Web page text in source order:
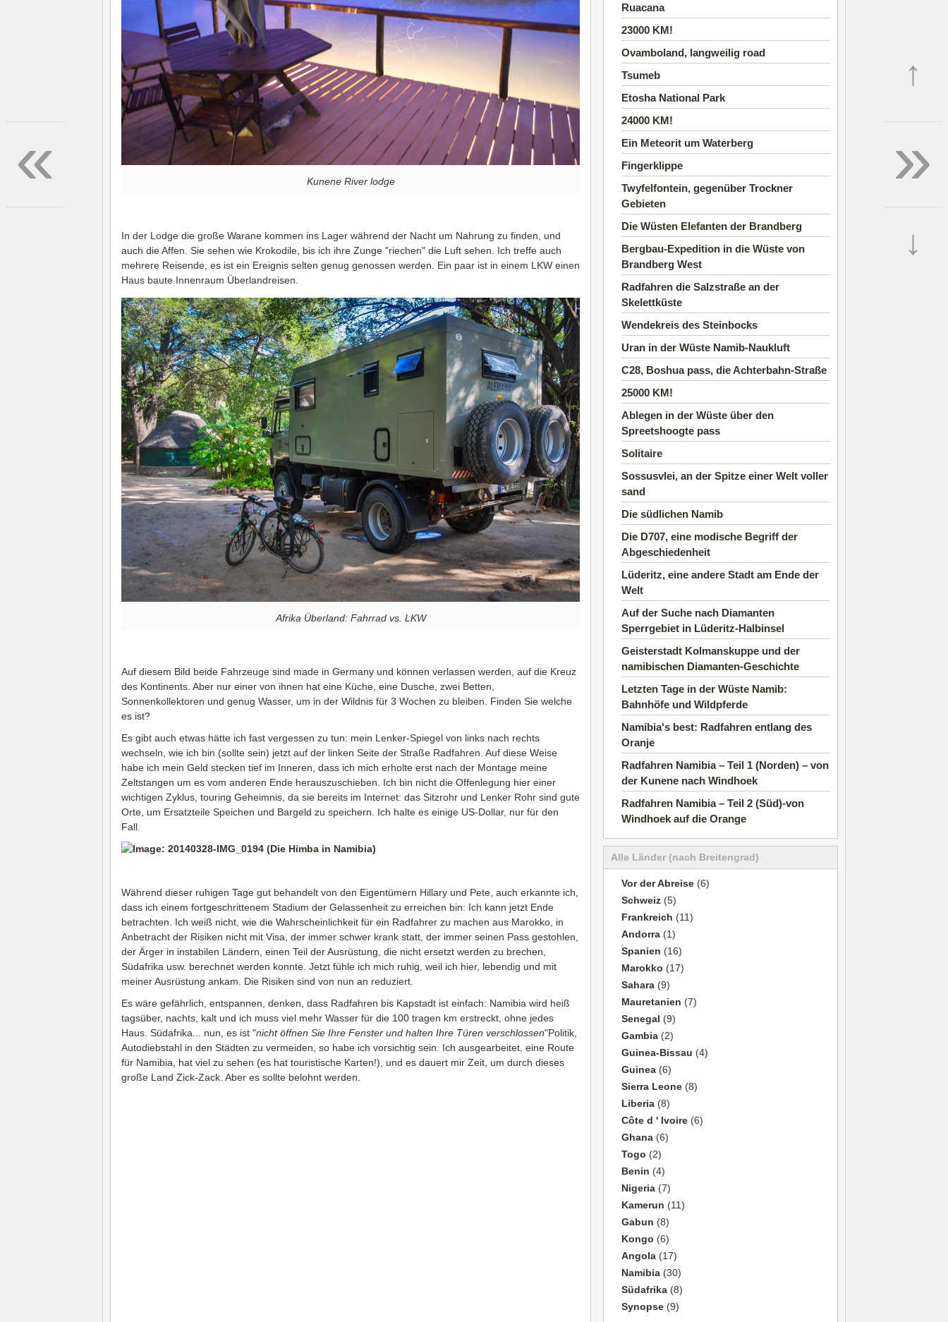
Kunene River lodge
In der Lodge die große Warane kommen ins Lager während der Nacht um Nahrung zu finden, und
auch die Affen. Sie sehen wie Krokodile, bis ich ihre Zunge "riechen" die Luft sehen. Ich treffe auch
mehrere Reisende, es ist ein Ereignis selten genug genossen werden. Ein paar ist in einem LKW einen
Haus baute Innenraum Überlandreisen.
Afrika Überland: Fahrrad vs. LKW
Auf diesem Bild beide Fahrzeuge sind made in Germany und können verlassen werden, auf die Kreuz
des Kontinents. Aber nur einer von ihnen hat eine Küche, eine Dusche, zwei Betten,
Sonnenkollektoren und genug Wasser, um in der Wildnis für 3 Wochen zu bleiben. Finden Sie welche
es ist?
Es gibt auch etwas hätte ich fast vergessen zu tun: mein Lenker-Spiegel von links nach rechts
wechseln, wie ich bin (sollte sein) jetzt auf der linken Seite der Straße Radfahren. Auf diese Weise
habe ich mein Geld stecken tief im Inneren, dass ich mich erholte erst nach der Montage meine
Zeltstangen um es vom anderen Ende herauszuschieben. Ich bin nicht die Offenlegung hier einer
wichtigen Zyklus, touring Geheimnis, da sie bereits im Internet: das Sitzrohr und Lenker Rohr sind gute
Orte, um Ersatzteile Speichen und Bargeld zu speichern. Ich halte es einige US-Dollar, nur für den
Fall.
Während dieser ruhigen Tage gut behandelt von den Eigentümern Hillary und Pete, auch erkannte ich,
dass ich einem fortgeschrittenem Stadium der Gelassenheit zu erreichen bin: Ich kann jetzt Ende
betrachten. Ich weiß nicht, wie die Wahrscheinlichkeit für ein Radfahrer zu machen aus Marokko, in
Anbetracht der Risiken nicht mit Visa, der immer schwer krank statt, der immer seinen Pass gestohlen,
der Ärger in instabilen Ländern, einen Teil der Ausrüstung, die nicht ersetzt werden zu brechen,
Südafrika usw. berechnet werden konnte. Jetzt fühle ich mich ruhig, weil ich hier, lebendig und mit
meiner Ausrüstung ankam. Die Risiken sind von nun an reduziert.
Es wäre gefährlich, entspannen, denken, dass Radfahren bis Kapstadt ist einfach: Namibia wird heiß
tagsüber, nachts, kalt und ich muss viel mehr Wasser für die 100 tragen km erstreckt, ohne jedes
Haus. Südafrika... nun, es ist "nicht öffnen Sie Ihre Fenster und halten Ihre Türen verschlossen"Politik,
Autodiebstahl in den Städten zu vermeiden, so habe ich vorsichtig sein. Ich ausgearbeitet, eine Route
für Namibia, hat viel zu sehen (es hat touristische Karten!), und es dauert mir Zeit, um durch dieses
große Land Zick-Zack. Aber es sollte belohnt werden.
Ruacana
23000 KM!
Ovamboland, langweilig road
Tsumeb
Etosha National Park
24000 KM!
Ein Meteorit um Waterberg
Fingerklippe
Twyfelfontein, gegenüber Trockner
Gebieten
Die Wüsten Elefanten der Brandberg
Bergbau-Expedition in die Wüste von
Brandberg West
Radfahren die Salzstraße an der
Skelettküste
Wendekreis des Steinbocks
Uran in der Wüste Namib-Naukluft
C28, Boshua pass, die Achterbahn-Straße
25000 KM!
Ablegen in der Wüste über den
Spreetshoogte pass
Solitaire
Sossusvlei, an der Spitze einer Welt voller
sand
Die südlichen Namib
Die D707, eine modische Begriff der
Abgeschiedenheit
Lüderitz, eine andere Stadt am Ende der
Welt
Auf der Suche nach Diamanten
Sperrgebiet in Lüderitz-Halbinsel
Geisterstadt Kolmanskuppe und der
namibischen Diamanten-Geschichte
Letzten Tage in der Wüste Namib:
Bahnhöfe und Wildpferde
Namibia's best: Radfahren entlang des
Oranje
Radfahren Namibia – Teil 1 (Norden) – von
der Kunene nach Windhoek
Radfahren Namibia – Teil 2 (Süd)-von
Windhoek auf die Orange
Alle Länder (nach Breitengrad)
Vor der Abreise(6)
Schweiz(5)
Frankreich (11)
Andorra(1)
Spanien (16)
Marokko (17)
Sahara(9)
Mauretanien (7)
Senegal (9)
Gambia(2)
Guinea-Bissau (4)
Guinea(6)
Sierra Leone(8)
Liberia(8)
Côte d ' Ivoire(6)
Ghana(6)
Togo (2)
Benin (4)
Nigeria(7)
Kamerun (11)
Gabun (8)
Kongo (6)
Angola(17)
Namibia(30)
Südafrika(8)
Synopse(9)
↑
»
↓
«